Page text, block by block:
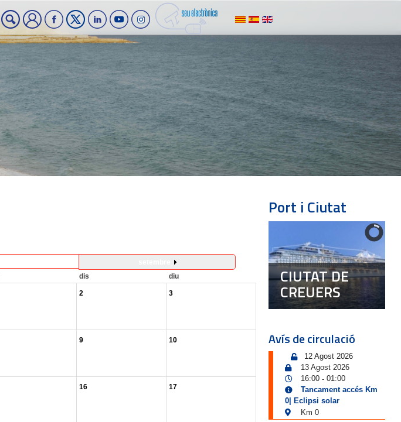
dis
diu
2 3
9 10
16 17
Port i Ciutat
CIUTAT DE
CREUERS
Avís de circulació
12 Agost 2026
13 Agost 2026
16:00- 01:00
Tancament accés Km
0| Eclipsi solar
Km 0